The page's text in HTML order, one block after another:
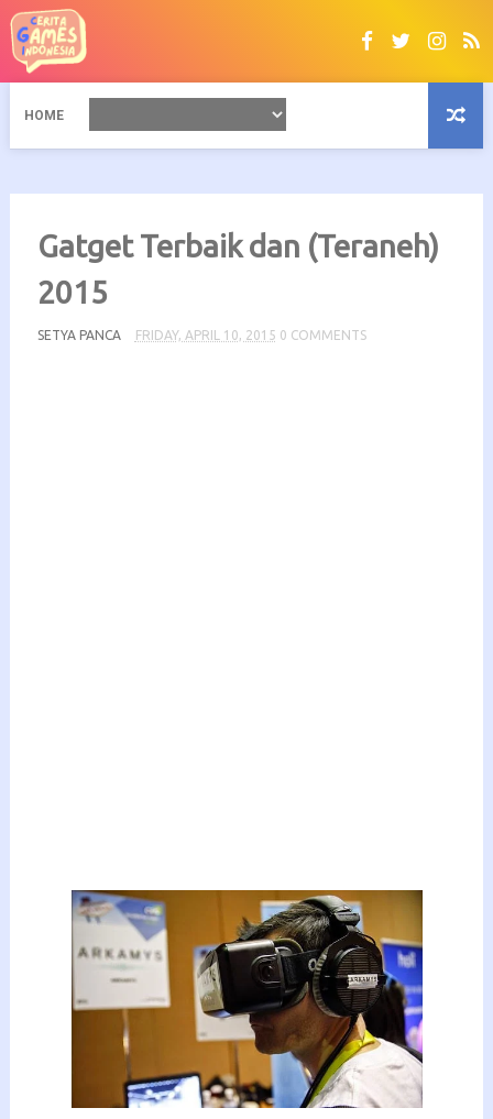
HOME
Gatget Terbaik dan (Teraneh)
2015
SETYA PANCA FRIDAY, APRIL 10, 2015 0 COMMENTS